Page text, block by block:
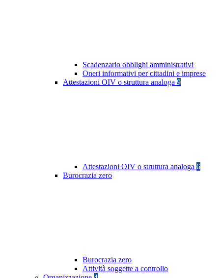
Scadenzario obblighi amministrativi
Oneri informativi per cittadini e imprese
Attestazioni OIV o struttura analoga 9
Attestazioni OIV o struttura analoga 6
Burocrazia zero
Burocrazia zero
Attività soggette a controllo